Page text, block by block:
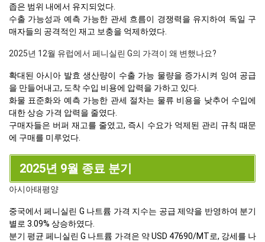
좁은 범위 내에서 유지되었다.
수출 가능성과 예측 가능한 관세 흐름이 경쟁력을 유지하여 독일 구
매자들의 공격적인 재고 보충을 억제하였다.
2025년 12월 유럽에서 페니실린 G의 가격이 왜 변했나요?
확대된 아시아 발효 생산량이 수출 가능 물량을 증가시켜 잉여 공급
을 만들어내고, 도착 수입 비용에 압력을 가하고 있다.
화물 표준화와 예측 가능한 관세 절차는 물류 비용을 낮추어 수입에
대한 상승 가격 압력을 줄였다.
구매자들은 버퍼 재고를 줄였고, 즉시 수요가 억제된 관리 규칙 때문
에 구매를 미루었다.
2025년 9월 종료 분기
아시아태평양
중국에서 페니실린 G 나트륨 가격 지수는 공급 제약을 반영하여 분기
별로 3.09% 상승하였다.
분기 평균 페니실린 G 나트륨 가격은 약 USD 47690/MT로, 강세를 나